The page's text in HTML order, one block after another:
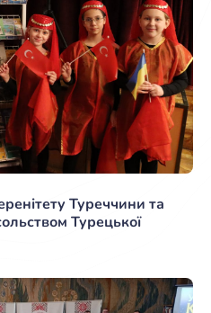
Туреччини та
Турецької